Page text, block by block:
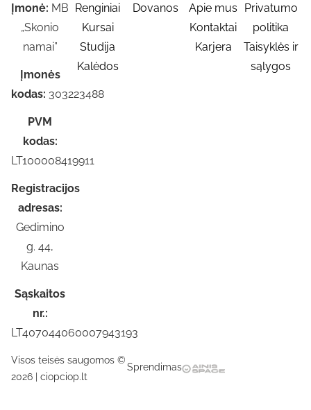
Įmonė: MB
„Skonio
namai”
Įmonės
kodas: 303223488
PVM
kodas:
LT100008419911
Registracijos
adresas:
Gedimino
g. 44,
Kaunas
Sąskaitos
nr.:
LT407044060007943193
Renginiai
Kursai
Studija
Kalėdos
Dovanos
Apie mus
Kontaktai
Karjera
Privatumo
politika
Taisyklės ir
sąlygos
Visos teisės saugomos ©
2026 | ciopciop.lt
Sprendimas